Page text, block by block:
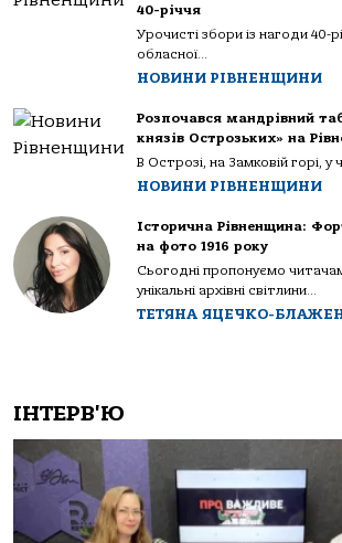
40-річчя
Урочисті збори із нагоди 40-
обласної...
НОВИНИ РІВНЕНЩИНИ
Розпочався мандрівний
князів Острозьких» на
В Острозі, на Замковій горі, у
НОВИНИ РІВНЕНЩИНИ
Історична Рівненщина:
на фото 1916 року
Сьогодні пропонуємо
унікальні архівні світлини...
ТЕТЯНА ЯЦЕЧКО-
ІНТЕРВ'Ю